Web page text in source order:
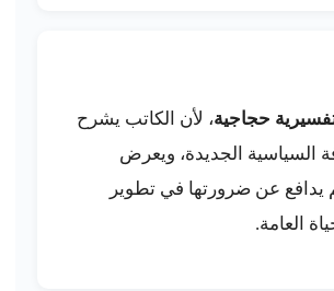
حجاجية، لأن الكاتب يشرح
السياسية الجديدة، ويعرض
يدافع عن ضرورتها في تطوير
العامة.